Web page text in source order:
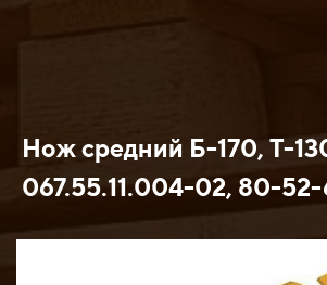
Нож средний Б-170, Т-
067.55.11.004-02, 80-52-